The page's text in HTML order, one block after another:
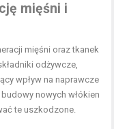
mięśni i
mięśni oraz tkanek
odżywcze,
wpływ na naprawcze
nowych włókien
te uszkodzone.